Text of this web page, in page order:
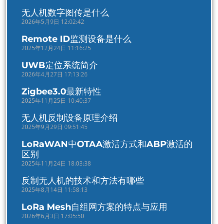
无人机数字图传是什么
2026年5月9日 12:02:42
Remote ID监测设备是什么
2025年12月24日 11:16:25
UWB定位系统简介
2026年4月27日 17:13:26
Zigbee3.0最新特性
2025年11月25日 10:40:37
无人机反制设备原理介绍
2025年9月29日 09:51:45
LoRaWAN中OTAA激活方式和ABP激活的
区别
2025年11月24日 18:03:38
反制无人机的技术和方法有哪些
2025年8月14日 11:58:13
LoRa Mesh自组网方案的特点与应用
2026年6月3日 17:05:50